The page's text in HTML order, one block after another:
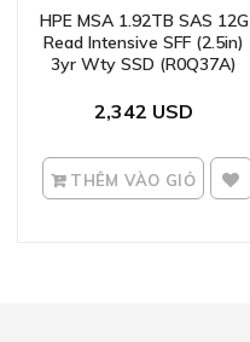
HPE MSA 1.92TB SAS 12G
Read Intensive SFF (2.5in)
3yr Wty SSD (R0Q37A)
2,342
THÊM VÀO GIỎ